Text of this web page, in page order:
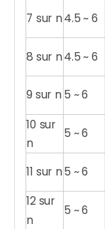
7 sur n4.5 ~ 6
8 sur n4.5 ~ 6
9 sur n 5 ~ 6
10 sur
n
5 ~ 6
11 sur n5 ~ 6
12 sur
n
5 ~ 6